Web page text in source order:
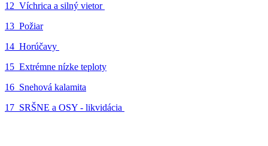
12_Víchrica a silný vietor
13_Požiar
14_Horúčavy
15_Extrémne nízke teploty
16_Snehová kalamita
17_SRŠNE a OSY - likvidácia